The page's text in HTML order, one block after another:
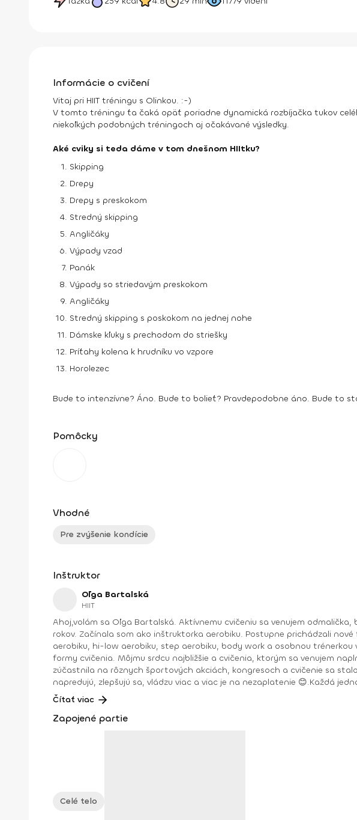
Informácie o cvičení
Vitaj pri HIIT tréningu s Olinkou. :-)
V tomto tréningu ťa čaká opäť poriadne dynamická rozbíjačka tukov
niekoľkých podobných tréningoch aj očakávané výsledky.
Aké cviky si teda dáme v tom dnešnom HIItku?
Skipping
Drepy
Drepy s preskokom
Stredný skipping
Angličáky
Výpady vzad
Panák
Výpady so striedavým preskokom
Angličáky
Stredný skipping s poskokom na jednej nohe
Dámske kľuky s prechodom do striešky
Príťahy kolena k hrudníku vo vzpore
Horolezec
Bude to intenzívne? Áno. Bude to bolieť? Pravdepodobne áno. Bude to
Pomôcky
Vhodné
Pre zvýšenie kondície
Inštruktor
Oľga Bartalská
HIIT
Ahoj,volám sa Oľga Bartalská. Aktívnemu cvičeniu sa venujem
rokov. Začínala som ako inštruktorka aerobiku. Postupne prichádzali
aerobiku, hi-low aerobiku, step aerobiku, body work a osobnou
formy cvičenia. Môjmu srdcu najbližšie a cvičenia, ktorým sa venujem
zúčastnila na rôznych športových akciách, kongresoch a cvičenie sa
napredujú, zlepšujú sa, vládzu viac a viac je na nezaplatenie 😊.Každá
:).Dosiahnuté vzdelanie: IFFA licencia B, Dance aerobik, Hi-low aerobik,Funky aerobik, Step aerobik, Latino aerobik, Body Work FACE –Bosu ZUMBA FITNES – B1, B2, Zumba
Čítať viac
Zapojené partie
Celé telo